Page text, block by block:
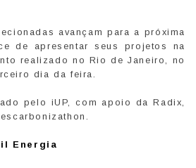
avançam para a próxima
de apresentar seus projetos na
realizado no Rio de Janeiro, no
dia da feira.
pelo iUP, com apoio da Radix,
Energia